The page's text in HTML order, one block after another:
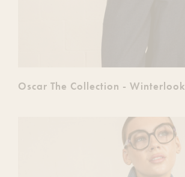
Oscar The Collection - Winterlook